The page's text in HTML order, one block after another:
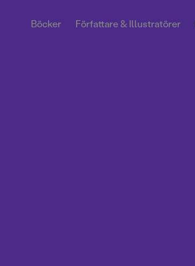
Böcker Författare & Illustratörer